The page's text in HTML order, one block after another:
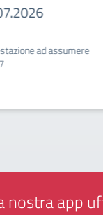
ad assumere
nostra app